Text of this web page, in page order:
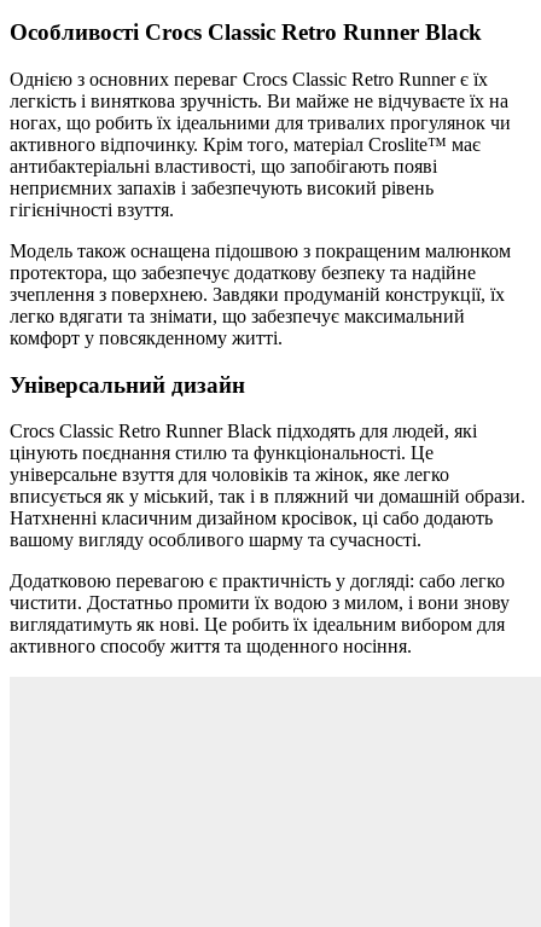
Особливості Crocs Classic Retro Runner Black
Однією з основних переваг Crocs Classic Retro Runner є їх
легкість і виняткова зручність. Ви майже не відчуваєте їх на
ногах, що робить їх ідеальними для тривалих прогулянок чи
активного відпочинку. Крім того, матеріал Croslite™ має
антибактеріальні властивості, що запобігають появі
неприємних запахів і забезпечують високий рівень
гігієнічності взуття.
Модель також оснащена підошвою з покращеним малюнком
протектора, що забезпечує додаткову безпеку та надійне
зчеплення з поверхнею. Завдяки продуманій конструкції, їх
легко вдягати та знімати, що забезпечує максимальний
комфорт у повсякденному житті.
Універсальний дизайн
Crocs Classic Retro Runner Black підходять для людей, які
цінують поєднання стилю та функціональності. Це
універсальне взуття для чоловіків та жінок, яке легко
вписується як у міський, так і в пляжний чи домашній образи.
Натхненні класичним дизайном кросівок, ці сабо додають
вашому вигляду особливого шарму та сучасності.
Додатковою перевагою є практичність у догляді: сабо легко
чистити. Достатньо промити їх водою з милом, і вони знову
виглядатимуть як нові. Це робить їх ідеальним вибором для
активного способу життя та щоденного носіння.